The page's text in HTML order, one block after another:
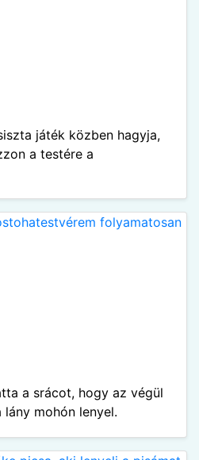
játék közben hagyja,
a testére a
a srácot, hogy az végül
mohón lenyel.